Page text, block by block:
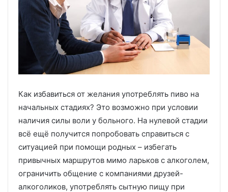
Как избавиться от желания употреблять пиво на
начальных стадиях? Это возможно при условии
наличия силы воли у больного. На нулевой стадии
всё ещё получится попробовать справиться с
ситуацией при помощи родных – избегать
привычных маршрутов мимо ларьков с алкоголем,
ограничить общение с компаниями друзей-
алкоголиков, употреблять сытную пищу при